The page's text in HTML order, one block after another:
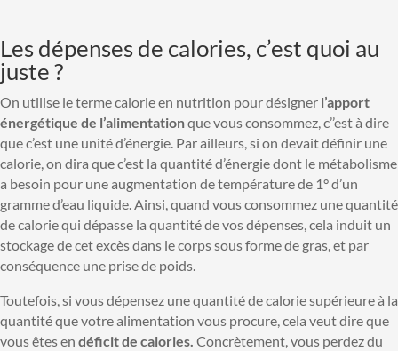
Les dépenses de calories, c’est quoi au
juste ?
On utilise le terme calorie en nutrition pour désigner l’apport
énergétique de l’alimentationque vous consommez, c’’est à dire
que c’est une unité d’énergie. Par ailleurs, si on devait définir une
calorie, on dira que c’est la quantité d’énergie dont le métabolisme
a besoin pour une augmentation de température de 1° d’un
gramme d’eau liquide. Ainsi, quand vous consommez une quantité
de calorie qui dépasse la quantité de vos dépenses, cela induit un
stockage de cet excès dans le corps sous forme de gras, et par
conséquence une prise de poids.
Toutefois, si vous dépensez une quantité de calorie supérieure à la
quantité que votre alimentation vous procure, cela veut dire que
vous êtes en déficit de calories. Concrètement, vous perdez du